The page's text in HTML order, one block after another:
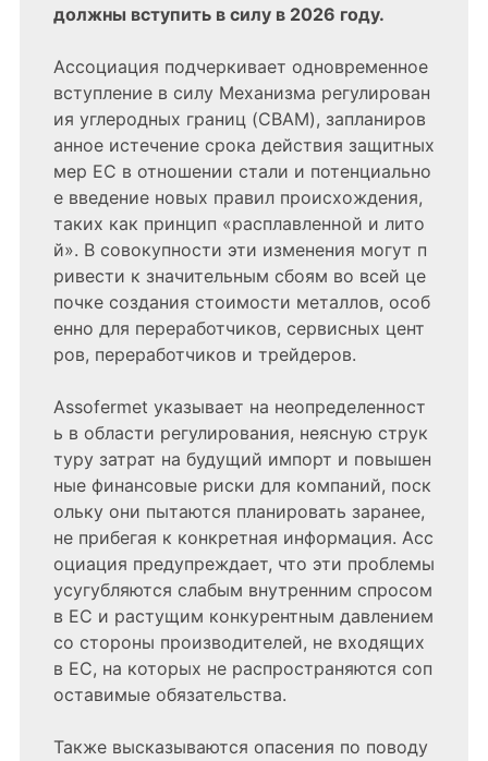
должны вступить в силу в 2026 году.
Ассоциация подчеркивает одновременное
вступление в силу Механизма регулирован
ия углеродных границ (CBAM), запланиров
анное истечение срока действия защитных
мер ЕС в отношении стали и потенциально
е введение новых правил происхождения,
таких как принцип «расплавленной и лито
й». В совокупности эти изменения могут п
ривести к значительным сбоям во всей це
почке создания стоимости металлов, особ
енно для переработчиков, сервисных цент
ров, переработчиков и трейдеров.
Assofermet указывает на неопределенност
ь в области регулирования, неясную струк
туру затрат на будущий импорт и повышен
ные финансовые риски для компаний, поск
ольку они пытаются планировать заранее,
не прибегая к конкретная информация. Асс
оциация предупреждает, что эти проблемы
усугубляются слабым внутренним спросом
в ЕС и растущим конкурентным давлением
со стороны производителей, не входящих
в ЕС, на которых не распространяются соп
оставимые обязательства.
Также высказываются опасения по поводу